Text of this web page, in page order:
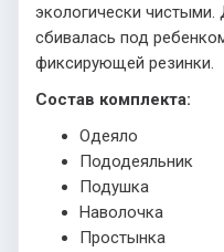
экологически чистыми.
сбивалась под
фиксирующей резинки.
Состав комплекта:
Одеяло
Пододеяльник
Подушка
Наволочка
Простынка